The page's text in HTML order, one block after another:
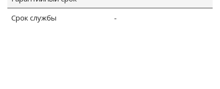
Срок службы
-